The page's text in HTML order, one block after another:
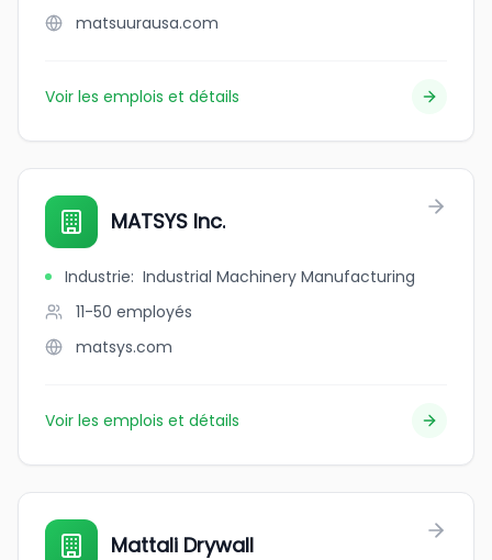
matsuurausa.com
Voir les emplois et détails
MATSYS Inc.
Industrie: Industrial Machinery Manufacturing
11-50 employés
matsys.com
Voir les emplois et détails
Mattali Drywall